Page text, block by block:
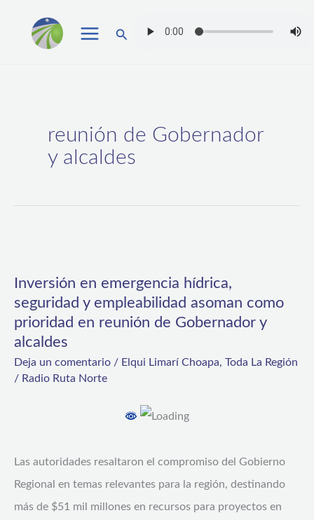
Buscar
reunión de Gobernador
y alcaldes
Inversión en emergencia hídrica,
seguridad y empleabilidad asoman como
prioridad en reunión de Gobernador y
alcaldes
Deja un comentario / Elqui Limarí Choapa, Toda La Región
/ Radio Ruta Norte
Las autoridades resaltaron el compromiso del Gobierno
Regional en temas relevantes para la región, destinando
más de $51 mil millones en recursos para proyectos en
emergencia
hídrica,
seguridad
y
empleabilidad
en
reunión
de